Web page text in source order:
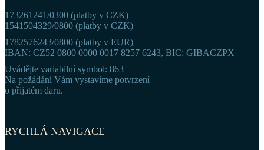
173261241/0300 (platby v CZK)
1541504329/0800 (platby v CZK)
1782576243/0800 (platby v EUR)
IBAN: CZ52 0800 0000 0017 8257 6243, BIC: GIBACZPX
Uvádějte variabilní symbol: 863
Na požádání Vám vystavíme potvrzení
o přijatém daru.
RYCHLÁ NAVIGACE